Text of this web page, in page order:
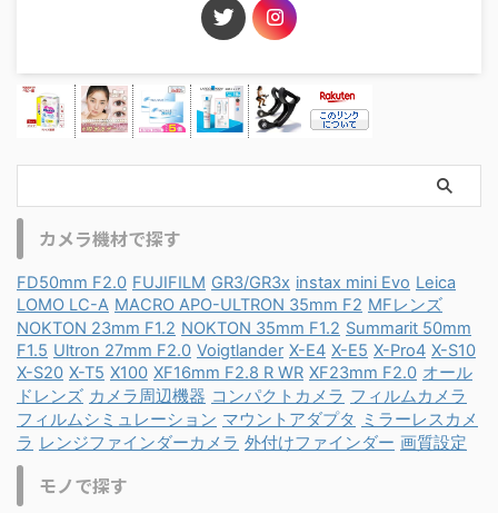
カメラ機材で探す
FD50mm F2.0 FUJIFILM GR3/GR3x instax mini Evo Leica
LOMO LC-A MACRO APO-ULTRON 35mm F2 MFレンズ
NOKTON 23mm F1.2 NOKTON 35mm F1.2 Summarit 50mm
F1.5 Ultron 27mm F2.0 Voigtlander X-E4 X-E5 X-Pro4 X-S10
X-S20 X-T5 X100 XF16mm F2.8 R WR XF23mm F2.0 オール
ドレンズ カメラ周辺機器 コンパクトカメラ フィルムカメラ
フィルムシミュレーション マウントアダプタ ミラーレスカメ
ラ レンジファインダーカメラ 外付けファインダー 画質設定
モノで探す